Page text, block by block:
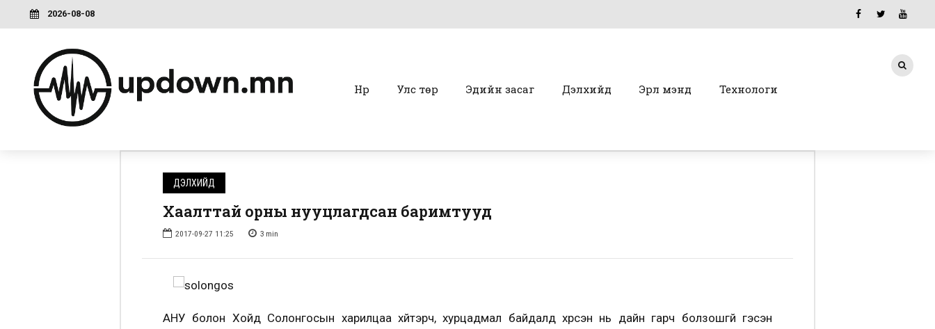
2026-08-08
Нүүр Улс төр Эдийн засаг Дэлхийд Эрүүл мэнд Технологи
ДЭЛХИЙД
Хаалттай орны нууцлагдсан баримтууд
2017-09-27 11:25 3 min
АНУ болон Хойд Солонгосын харилцаа хүйтэрч, хурцадмал байдалд хүрсэн нь дайн гарч болзошгүй гэсэн